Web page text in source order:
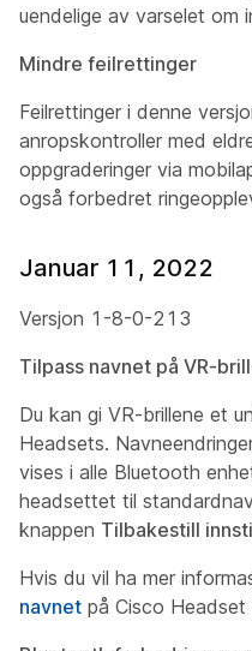
uendelige av varselet om
Mindre feilrettinger
Feilrettinger i denne
anropskontroller med
oppgraderinger via
også forbedret
Januar 11, 2022
Versjon 1-8-0-213
Tilpass navnet på VR-
Du kan gi VR-brillene et
Headsets.
vises i alle Bluetooth
headsettet til
knappen Tilbakestill
Hvis du vil ha mer
navnet på Cisco Headset